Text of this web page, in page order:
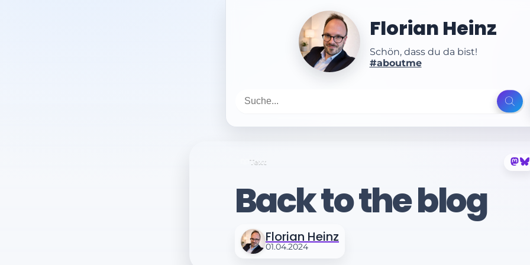
Florian Heinz
Schön, dass du da bist!
#aboutme
Text
Back to the blog
Florian Heinz
01.04.2024